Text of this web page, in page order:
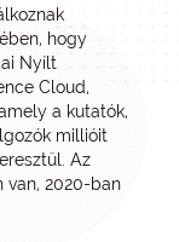
hogy
Nyílt
Cloud,
a kutatók,
millióit
Az
van, 2020-ban